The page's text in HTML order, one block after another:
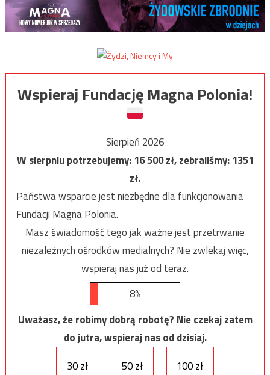
Wspieraj Fundację Magna Polonia!
Sierpień 2026
W sierpniu potrzebujemy:16 500zł, zebraliśmy:1351
zł.
Państwa wsparcie jest niezbędne dla funkcjonowania
Fundacji Magna Polonia.
Masz świadomość tego jak ważne jest przetrwanie
niezależnych ośrodków medialnych? Nie zwlekaj więc,
wspieraj nas już od teraz.
8%
Uważasz, że robimy dobrą robotę? Nie czekaj zatem
do jutra, wspieraj nas od dzisiaj.
30 zł
50 zł 100 zł